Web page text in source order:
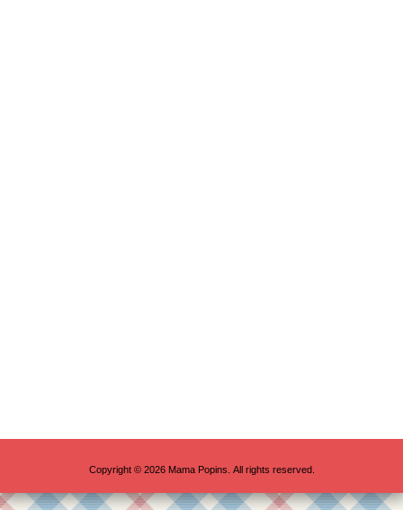
Copyright © 2026 Mama Popins. All rights reserved.